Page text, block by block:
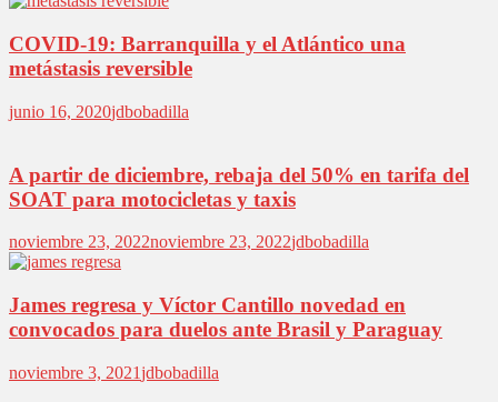
COVID-19: Barranquilla y el Atlántico una
metástasis reversible
junio 16, 2020jdbobadilla
A partir de diciembre, rebaja del 50% en tarifa del
SOAT para motocicletas y taxis
noviembre 23, 2022noviembre 23, 2022jdbobadilla
James regresa y Víctor Cantillo novedad en
convocados para duelos ante Brasil y Paraguay
noviembre 3, 2021jdbobadilla